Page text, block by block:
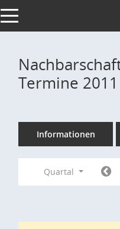
Toggle navigation
Termine 2011
Informationen
Quartal